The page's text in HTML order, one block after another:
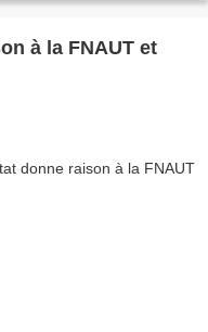
à la FNAUT et